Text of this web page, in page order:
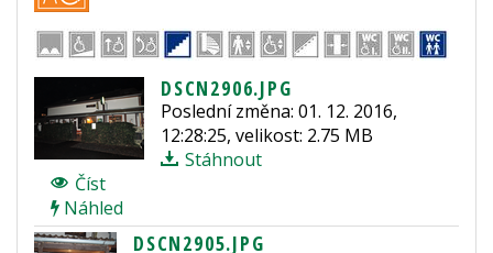
DSCN2906.JPG
Poslední změna: 01. 12. 2016,
12:28:25, velikost: 2.75 MB
Stáhnout
Číst
Náhled
DSCN2905.JPG